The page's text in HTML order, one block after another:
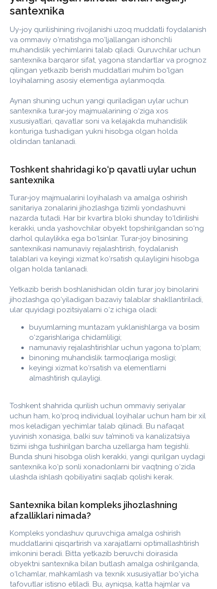
santexnika
Uy-joy qurilishining rivojlanishi uzoq muddatli foydalanish
va ommaviy o‘rnatishga mo‘ljallangan ishonchli
muhandislik yechimlarini talab qiladi. Quruvchilar uchun
santexnika barqaror sifat, yagona standartlar va prognoz
qilingan yetkazib berish muddatlari muhim bo‘lgan
loyihalarning asosiy elementiga aylanmoqda.
Aynan shuning uchun yangi quriladigan uylar uchun
santexnika turar-joy majmualarining o‘ziga xos
xususiyatlari, qavatlar soni va kelajakda muhandislik
konturiga tushadigan yukni hisobga olgan holda
oldindan tanlanadi.
Toshkent shahridagi ko‘p qavatli uylar uchun
santexnika
Turar-joy majmualarini loyihalash va amalga oshirish
sanitariya zonalarini jihozlashga tizimli yondashuvni
nazarda tutadi. Har bir kvartira bloki shunday to‘ldirilishi
kerakki, unda yashovchilar obyekt topshirilgandan so‘ng
darhol qulaylikka ega bo‘lsinlar. Turar-joy binosining
santexnikasi namunaviy rejalashtirish, foydalanish
talablari va keyingi xizmat ko‘rsatish qulayligini hisobga
olgan holda tanlanadi.
Yetkazib berish boshlanishidan oldin turar joy binolarini
jihozlashga qo‘yiladigan bazaviy talablar shakllantiriladi,
ular quyidagi pozitsiyalarni o‘z ichiga oladi:
buyumlarning muntazam yuklanishlarga va bosim
o‘zgarishlariga chidamliligi;
namunaviy rejalashtirishlar uchun yagona to‘plam;
binoning muhandislik tarmoqlariga mosligi;
keyingi xizmat ko‘rsatish va elementlarni
almashtirish qulayligi.
Toshkent shahrida qurilish uchun ommaviy seriyalar
uchun ham, ko‘proq individual loyihalar uchun ham bir xil
mos keladigan yechimlar talab qilinadi. Bu nafaqat
yuvinish xonasiga, balki suv ta’minoti va kanalizatsiya
tizimi ishga tushirilgan barcha uzellarga ham tegishli.
Bunda shuni hisobga olish kerakki, yangi qurilgan uydagi
santexnika ko‘p sonli xonadonlarni bir vaqtning o‘zida
ulashda ishlash qobiliyatini saqlab qolishi kerak.
Santexnika bilan kompleks jihozlashning
afzalliklari nimada?
Kompleks yondashuv quruvchiga amalga oshirish
muddatlarini qisqartirish va xarajatlarni optimallashtirish
imkonini beradi. Bitta yetkazib beruvchi doirasida
obyektni santexnika bilan butlash amalga oshirilganda,
o‘lchamlar, mahkamlash va texnik xususiyatlar bo‘yicha
tafovutlar istisno etiladi. Bu, ayniqsa, katta hajmlar va